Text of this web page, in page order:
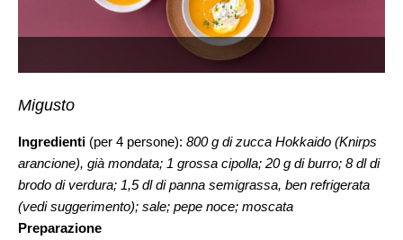
Migusto
Ingredienti (per 4 persone): 800 g di zucca Hokkaido (Knirps
arancione), già mondata; 1 grossa cipolla; 20 g di burro; 8 dl di
brodo di verdura; 1,5 dl di panna semigrassa, ben refrigerata
(vedi suggerimento); sale; pepe noce; moscata
Preparazione